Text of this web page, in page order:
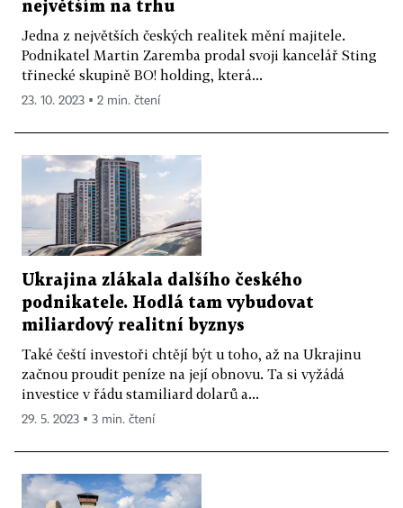
největším na trhu
Jedna z největších českých realitek mění majitele.
Podnikatel Martin Zaremba prodal svoji kancelář Sting
třinecké skupině BO! holding, která...
23. 10. 2023 ▪ 2 min. čtení
Ukrajina zlákala dalšího českého
podnikatele. Hodlá tam vybudovat
miliardový realitní byznys
Také čeští investoři chtějí být u toho, až na Ukrajinu
začnou proudit peníze na její obnovu. Ta si vyžádá
investice v řádu stamiliard dolarů a...
29. 5. 2023 ▪ 3 min. čtení